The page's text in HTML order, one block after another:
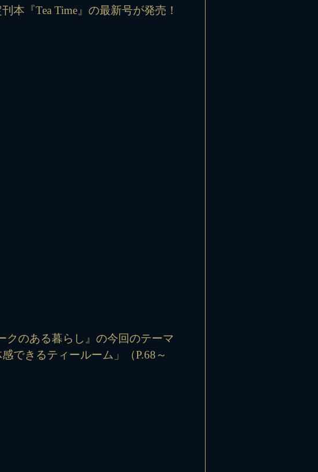
本『Tea Time』の最新号が発売！
クのある暮らし』の今回のテーマ
できるティールーム」（P.68～